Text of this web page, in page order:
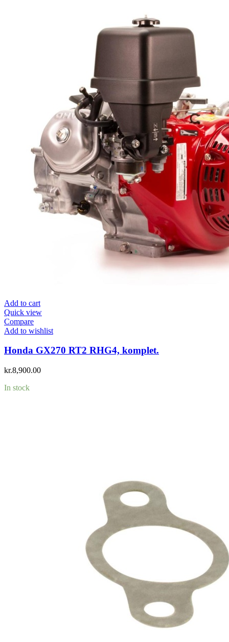
Add to cart
Quick view
Compare
Add to wishlist
Honda GX270 RT2 RHG4, komplet.
kr.8,900.00
In stock